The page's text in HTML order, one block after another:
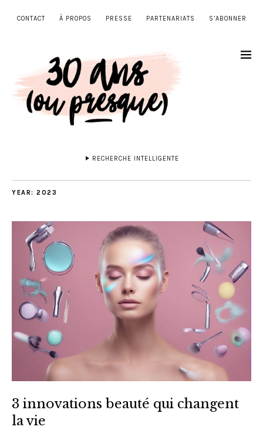
CONTACT À PROPOS PRESSE PARTENARIATS S’ABONNER
RECHERCHE INTELLIGENTE
YEAR: 2023
3 innovations beauté qui changent
la vie